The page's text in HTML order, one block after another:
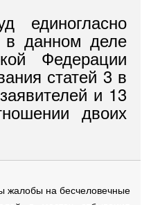
единогласно
в данном деле
Федерации
статей 3 в
и 13
двоих
жалобы на бесчеловечные